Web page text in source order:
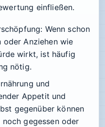
einfließen.
: Wenn schon
oder Anziehen wie
wirkt, ist häufig
nötig.
und
Appetit und
gegenüber können
gegessen oder